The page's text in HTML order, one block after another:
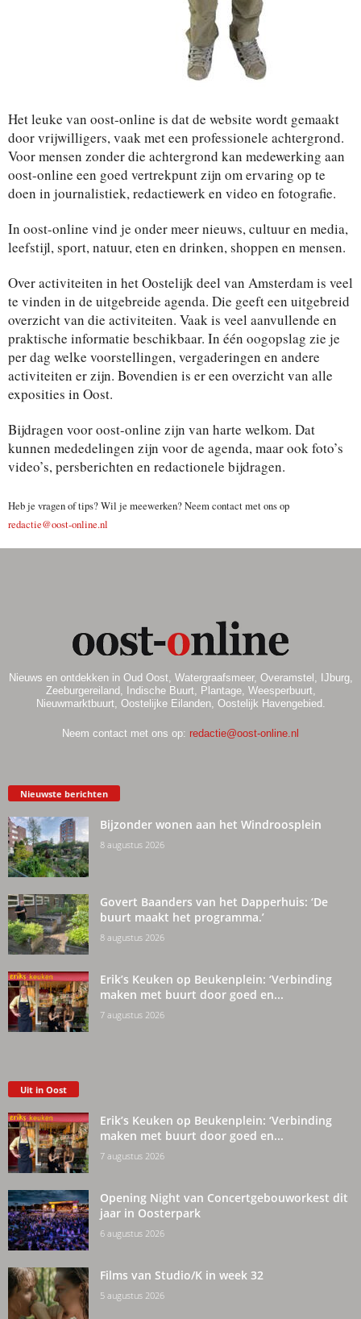
Het leuke van oost-online is dat de website wordt gemaakt
door vrijwilligers, vaak met een professionele achtergrond.
Voor mensen zonder die achtergrond kan medewerking aan
oost-online een goed vertrekpunt zijn om ervaring op te
doen in journalistiek, redactiewerk en video en fotografie.
In oost-online vind je onder meer nieuws, cultuur en media,
leefstijl, sport, natuur, eten en drinken, shoppen en mensen.
Over activiteiten in het Oostelijk deel van Amsterdam is veel
te vinden in de uitgebreide agenda. Die geeft een uitgebreid
overzicht van die activiteiten. Vaak is veel aanvullende en
praktische informatie beschikbaar. In één oogopslag zie je
per dag welke voorstellingen, vergaderingen en andere
activiteiten er zijn. Bovendien is er een overzicht van alle
exposities in Oost.
Bijdragen voor oost-online zijn van harte welkom. Dat
kunnen mededelingen zijn voor de agenda, maar ook foto’s
video’s, persberichten en redactionele bijdragen.
Heb je vragen of tips? Wil je meewerken? Neem contact met ons op
redactie@oost-online.nl
Nieuws en ontdekken in Oud Oost, Watergraafsmeer, Overamstel, IJburg,
Zeeburgereiland, Indische Buurt, Plantage, Weesperbuurt,
Nieuwmarktbuurt, Oostelijke Eilanden, Oostelijk Havengebied.
Neem contact met ons op: redactie@oost-online.nl
Nieuwste berichten
Bijzonder wonen aan het Windroosplein
8 augustus 2026
Govert Baanders van het Dapperhuis: ‘De
buurt maakt het programma.’
8 augustus 2026
Erik’s Keuken op Beukenplein: ‘Verbinding
maken met buurt door goed en...
7 augustus 2026
Uit in Oost
Erik’s Keuken op Beukenplein: ‘Verbinding
maken met buurt door goed en...
7 augustus 2026
Opening Night van Concertgebouworkest dit
jaar in Oosterpark
6 augustus 2026
Films van Studio/K in week 32
5 augustus 2026